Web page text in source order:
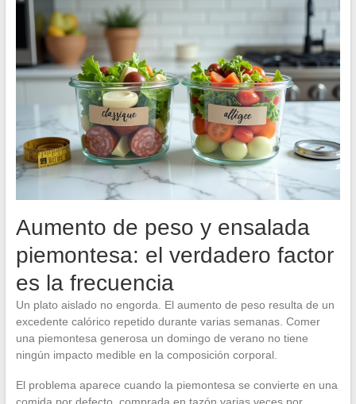
Aumento de peso y ensalada
piemontesa: el verdadero factor
es la frecuencia
Un plato aislado no engorda. El aumento de peso resulta de un
excedente calórico repetido durante varias semanas. Comer
una piemontesa generosa un domingo de verano no tiene
ningún impacto medible en la composición corporal.
El problema aparece cuando la piemontesa se convierte en una